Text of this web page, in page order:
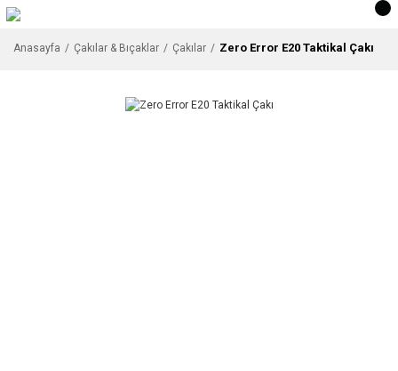
Anasayfa Çakılar & Bıçaklar Çakılar Zero Error E20 Taktikal Çakı